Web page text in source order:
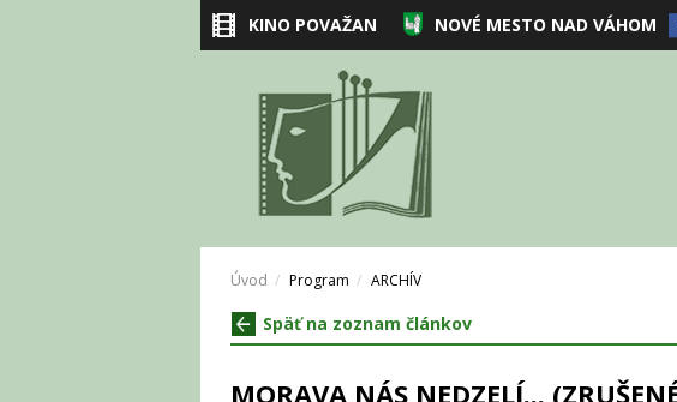
KINO POVAŽAN NOVÉ MESTO NAD VÁHOM
Úvod Program ARCHÍV
Späť na zoznam článkov
MORAVA NÁS NEDZELÍ...